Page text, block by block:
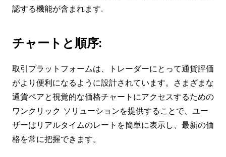
認する機能が含まれます.
チャートと順序:
取引プラットフォームは、トレーダーにとって通貨評価
がより便利になるように設計されています。さまざまな
通貨ペアと視覚的な価格チャートにアクセスするための
ワンクリック ソリューションを提供することで、ユー
ザーはリアルタイムのレートを簡単に表示し、最新の価
格を常に把握できます。